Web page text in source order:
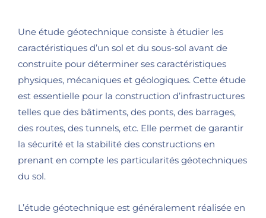
Une étude géotechnique consiste à étudier les
caractéristiques d’un sol et du sous-sol avant de
construite pour déterminer ses caractéristiques
physiques, mécaniques et géologiques. Cette étude
est essentielle pour la construction d’infrastructures
telles que des bâtiments, des ponts, des barrages,
des routes, des tunnels, etc. Elle permet de garantir
la sécurité et la stabilité des constructions en
prenant en compte les particularités géotechniques
du sol.
L’étude géotechnique est généralement réalisée en